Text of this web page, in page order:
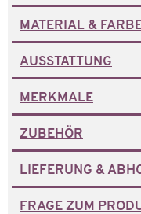
MATERIAL &
AUSSTATTUNG
MERKMALE
ZUBEHÖR
LIEFERUNG &
FRAGE ZUM